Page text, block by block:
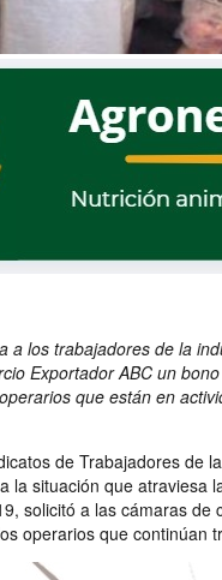
a los trabajadores de la
Exportador ABC un
que están en
de Trabajadores de
la situación que atraviesa
solicitó a las cámaras de
operarios que continúan